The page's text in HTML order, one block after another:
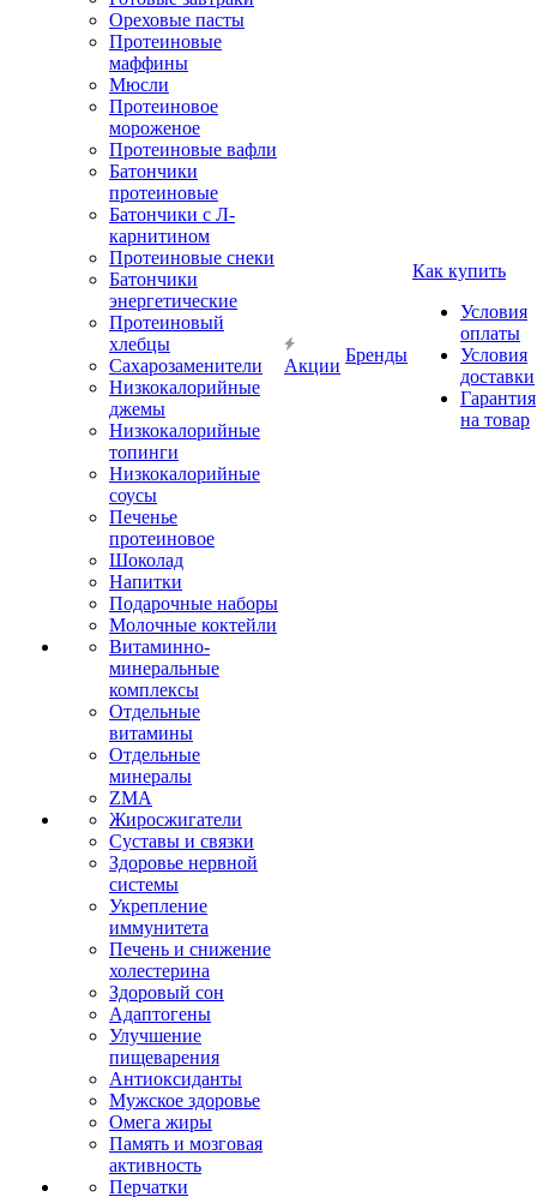
Ореховые пасты
Протеиновые
маффины
Мюсли
Протеиновое
мороженое
Протеиновые вафли
Батончики
протеиновые
Батончики с Л-
карнитином
Протеиновые снеки
Батончики
энергетические
Протеиновый
хлебцы
Сахарозаменители
Низкокалорийные
джемы
Низкокалорийные
топинги
Низкокалорийные
соусы
Печенье
протеиновое
Шоколад
Напитки
Подарочные наборы
Молочные коктейли
Витаминно-
минеральные
комплексы
Отдельные
витамины
Отдельные
минералы
ZMA
Жиросжигатели
Суставы и связки
Здоровье нервной
системы
Укрепление
иммунитета
Печень и снижение
холестерина
Здоровый сон
Адаптогены
Улучшение
пищеварения
Антиоксиданты
Мужское здоровье
Омега жиры
Память и мозговая
активность
Перчатки
Акции
Бренды
Как купить
Условия
оплаты
Условия
доставки
Гарантия
на товар